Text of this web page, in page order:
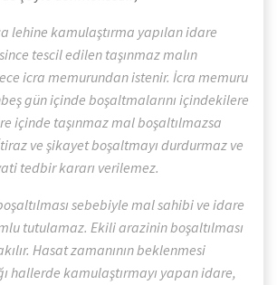
lehine kamulaştırma yapılan idare
tescil edilen taşınmaz malın
icra memurundan istenir. İcra memuru
gün içinde boşaltmalarını içindekilere
içinde taşınmaz mal boşaltılmazsa
ve şikayet boşaltmayı durdurmaz ve
tedbir kararı verilemez.
sebebiyle mal sahibi ve idare
tutulamaz. Ekili arazinin boşaltılması
Hasat zamanının beklenmesi
hallerde kamulaştırmayı yapan idare,